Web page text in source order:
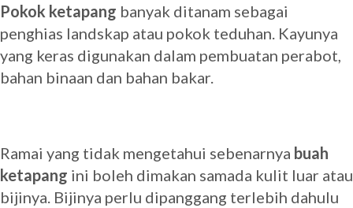
Pokok ketapang banyak ditanam sebagai
penghias landskap atau pokok teduhan. Kayunya
yang keras digunakan dalam pembuatan perabot,
bahan binaan dan bahan bakar.
Ramai yang tidak mengetahui sebenarnya buah
ketapang ini boleh dimakan samada kulit luar atau
bijinya. Bijinya perlu dipanggang terlebih dahulu